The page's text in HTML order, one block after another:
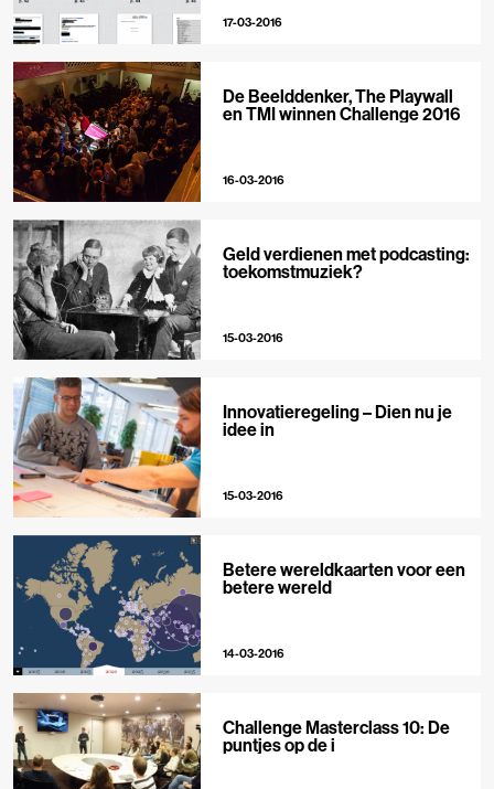
17-03-2016
De Beelddenker, The Playwall
en TMI winnen Challenge 2016
16-03-2016
Geld verdienen met podcasting:
toekomstmuziek?
15-03-2016
Innovatieregeling – Dien nu je
idee in
15-03-2016
Betere wereldkaarten voor een
betere wereld
14-03-2016
Challenge Masterclass 10: De
puntjes op de i